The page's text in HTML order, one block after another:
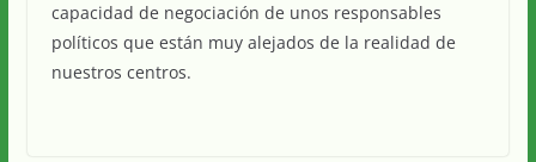
capacidad de negociación de unos responsables
políticos que están muy alejados de la realidad de
nuestros centros.